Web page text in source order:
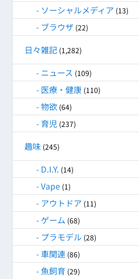
ソーシャルメディア (13)
ブラウザ (22)
日々雑記 (1,282)
ニュース (109)
医療・健康 (110)
物欲 (64)
育児 (237)
趣味 (245)
D.I.Y. (14)
Vape (1)
アウトドア (11)
ゲーム (68)
プラモデル (28)
車関連 (86)
魚飼育 (29)